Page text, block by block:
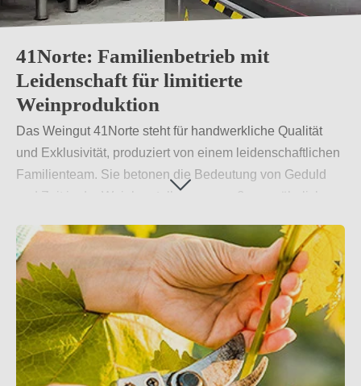
41Norte: Familienbetrieb mit
Leidenschaft für limitierte
Weinproduktion
Das Weingut 41Norte steht für handwerkliche Qualität
und Exklusivität, produziert von einem leidenschaftlichen
Familienteam. Sie betonen die Bedeutung von Geduld
und Zeit in der Weinherstellung, um außergewöhnliche,
Konzepten zielt 41Norte darauf ab, mit Sorgfalt und
Hingabe einzigartige Weinerlebnisse zu bieten.
Weiterlesen